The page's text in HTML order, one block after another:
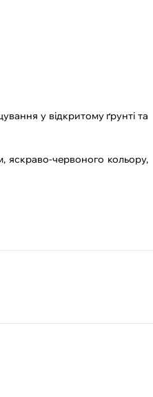
у відкритому ґрунті та
яскраво-червоного кольору,